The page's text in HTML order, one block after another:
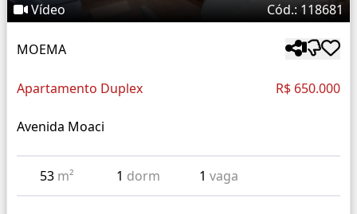
Vídeo Cód.: 118681
MOEMA
Apartamento Duplex R$ 650.000
Avenida Moaci
53 m² 1 dorm 1vaga